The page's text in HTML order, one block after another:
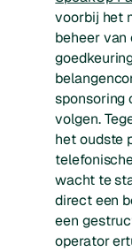
voorbij het
beheer van
sponsoring
volgen.
het oudste
wacht te
direct een
een
operator